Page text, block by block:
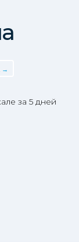
за 5 дней